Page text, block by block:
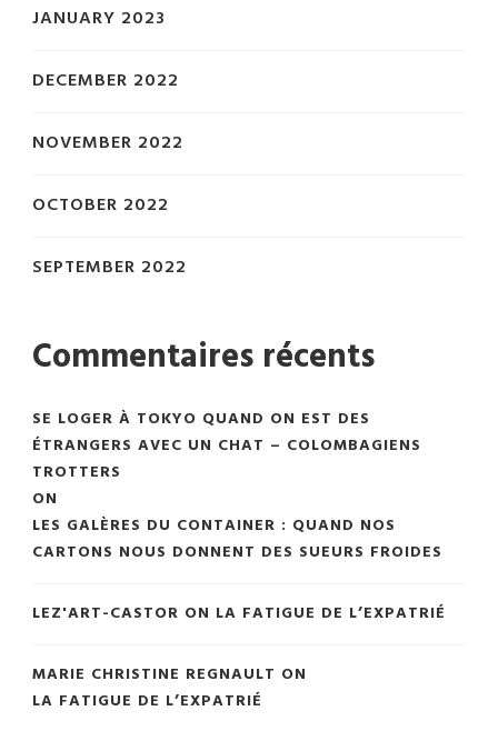
JANUARY 2023
DECEMBER 2022
NOVEMBER 2022
OCTOBER 2022
SEPTEMBER 2022
Commentaires récents
SE LOGER À TOKYO QUAND ON EST DES
ÉTRANGERS AVEC UN CHAT – COLOMBAGIENS
TROTTERS
ON
LES GALÈRES DU CONTAINER : QUAND NOS
CARTONS NOUS DONNENT DES SUEURS FROIDES
LEZ'ART-CASTOR ON LA FATIGUE DE L’EXPATRIÉ
MARIE CHRISTINE REGNAULT ON
LA FATIGUE DE L’EXPATRIÉ